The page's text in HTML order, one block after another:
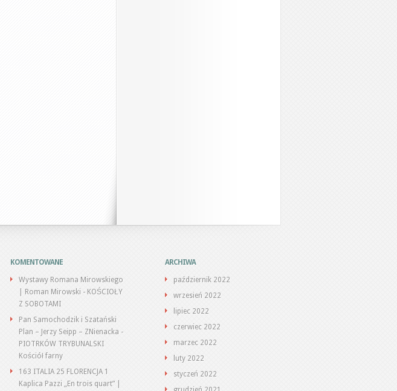
KOMENTOWANE
Wystawy Romana Mirowskiego
| Roman Mirowski - KOŚCIOŁY
Z SOBOTAMI
Pan Samochodzik i Szatański
Plan – Jerzy Seipp – ZNienacka -
PIOTRKÓW TRYBUNALSKI
Kościół farny
163 ITALIA 25 FLORENCJA 1
Kaplica Pazzi „En trois quart” |
ARCHIWA
październik 2022
wrzesień 2022
lipiec 2022
czerwiec 2022
marzec 2022
luty 2022
styczeń 2022